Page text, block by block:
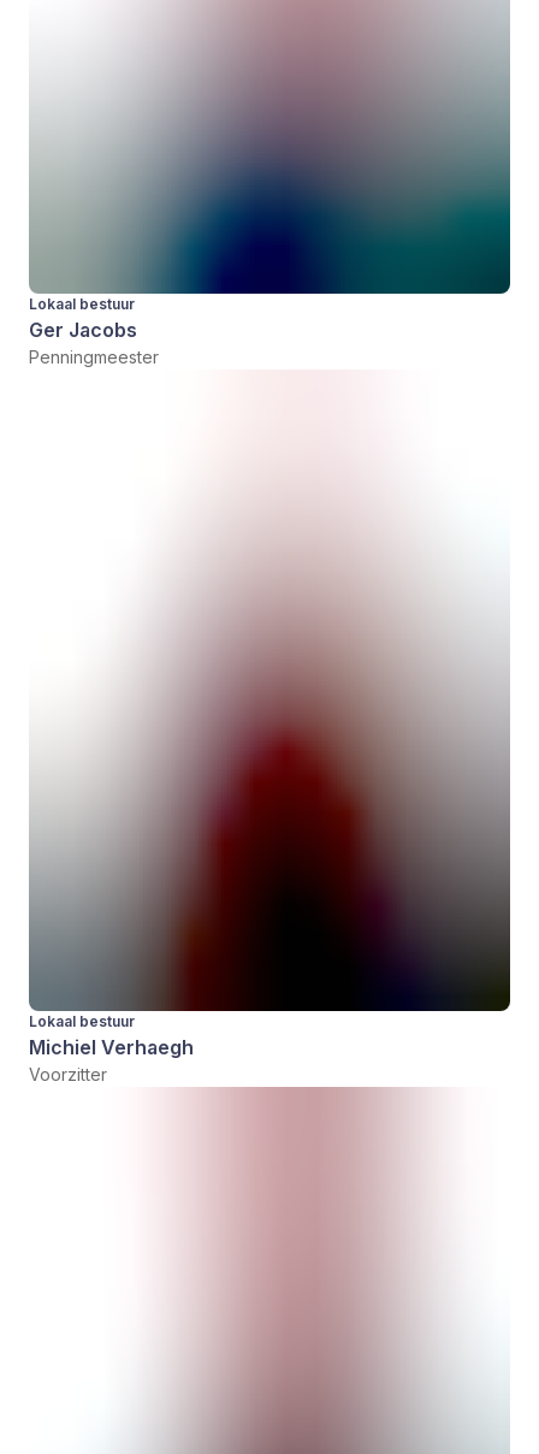
Lokaal bestuur
Ger Jacobs
Penningmeester
Lokaal bestuur
Michiel Verhaegh
Voorzitter